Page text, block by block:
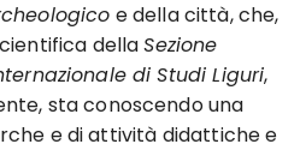
e della città, che,
dellaSezione
di Studi Liguri,
sta conoscendo una
e di attività didattiche e